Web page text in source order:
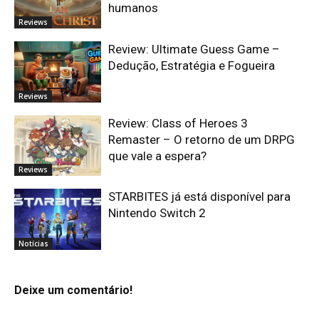
Reviews
humanos
Reviews
Review: Ultimate Guess Game –
Dedução, Estratégia e Fogueira
Reviews
Review: Class of Heroes 3
Remaster – O retorno de um DRPG
que vale a espera?
Notícias
STARBITES já está disponível para
Nintendo Switch 2
Deixe um comentário!